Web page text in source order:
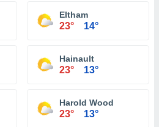
Eltham
23° 14°
Hainault
23° 13°
Harold Wood
23° 13°